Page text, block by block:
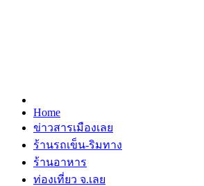
Home
ข่าวสารเมืองเลย
ร้านรถเข็น-ริมทาง
ร้านอาหาร
ท่องเที่ยว จ.เลย